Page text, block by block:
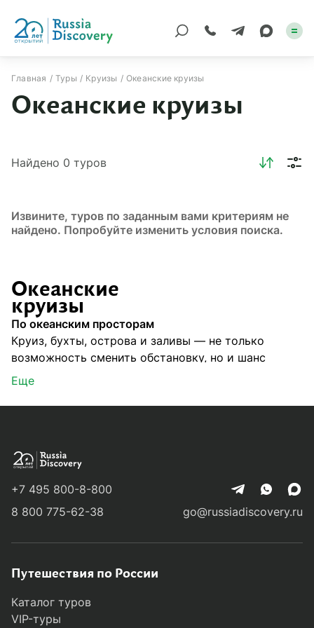
Каталог туров
Регионы
Круизы
Корпоративные
О компании
Журнал
Сертификаты
Пн-Пт:10:00–20:00
Сб:11:00–20:00
Главная Туры Круизы Океанские круизы
Океанские круизы
Найдено 0 туров
Извините, туров по заданным вами критериям не
найдено. Попробуйте изменить условия поиска.
Океанские
круизы
По океанским просторам
Круиз, бухты, острова и заливы — не только
возможность сменить обстановку, но и шанс
отлично отдохнуть, зарядиться новыми
впечатлениями, совершить множество открытий и
насладиться суровой красотой океанских
RussiaDiscovery предлагает несколько океанских
Ледовитому океану, путешествие на остров
Врангеля, экскурсии к Курильским островам,
комфортабельного лайнера и даже
Во время океанских круизов, в зависимости от
выбранного маршрута, вы сможете:
Еще
+7 495 800-8-800
8 800 775-62-38
go@russiadiscovery.ru
Путешествия по России
Каталог туров
VIP-туры